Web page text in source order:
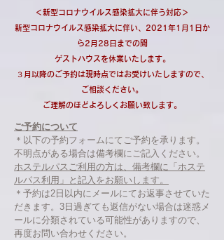
＜新型コロナウイルス感染拡大に伴う対応＞
新型コロナウイルス感染拡大に伴い、2021年1月1日か
ら2月28日までの間
ゲストハウスを休業いたします。
３月以降のご予約は現時点ではお受けいたしますので、
ご相談ください。
​ご理解のほどよろしくお願い致します。
ご予約について
＊以下の予約フォームにてご予約を承ります。
不明点がある場合は備考欄にご記入ください。
​ホステルパスご利用の方は、備考欄に「ホステ
ルパス利用」と記入をお願いします。
​＊予約は2日以内にメールにてお返事させていた
だきます。3日過ぎても返信がない場合は迷惑メ
ールに分類されている可能性がありますので、
再度お問い合わせください。